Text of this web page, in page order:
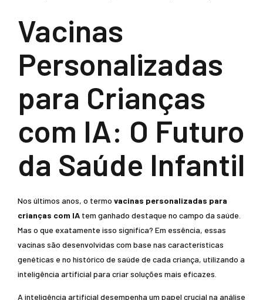
Vacinas
Personalizadas
para Crianças
com IA: O Futuro
da Saúde Infantil
Nos últimos anos, o termo vacinas personalizadas para
crianças com IA tem ganhado destaque no campo da saúde.
Mas o que exatamente isso significa? Em essência, essas
vacinas são desenvolvidas com base nas características
genéticas e no histórico de saúde de cada criança, utilizando a
inteligência artificial para criar soluções mais eficazes.
A inteligência artificial desempenha um papel crucial na análise